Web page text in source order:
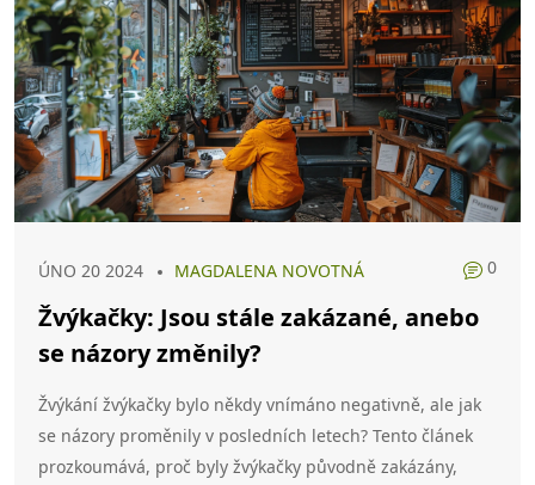
ÚNO 20 2024 MAGDALENA NOVOTNÁ 0
Žvýkačky: Jsou stále zakázané, anebo
se názory změnily?
Žvýkání žvýkačky bylo někdy vnímáno negativně, ale jak
se názory proměnily v posledních letech? Tento článek
prozkoumává, proč byly žvýkačky původně zakázány,